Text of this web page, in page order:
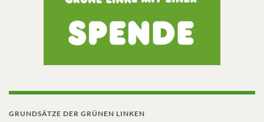
GRUNDSÄTZE DER GRÜNEN LINKEN